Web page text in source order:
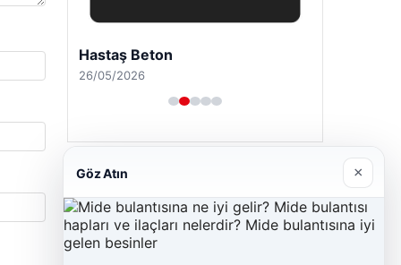
Hastaş Beton
26/05/2026
Göz Atın ×